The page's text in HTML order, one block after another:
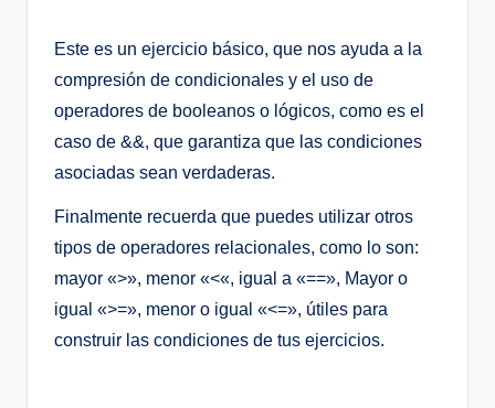
Este es un ejercicio básico, que nos ayuda a la
compresión de condicionales y el uso de
operadores de booleanos o lógicos, como es el
caso de &&, que garantiza que las condiciones
asociadas sean verdaderas.
Finalmente recuerda que puedes utilizar otros
tipos de operadores relacionales, como lo son:
mayor «>», menor «<«, igual a «==», Mayor o
igual «>=», menor o igual «<=», útiles para
construir las condiciones de tus ejercicios.